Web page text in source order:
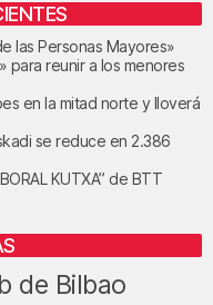
las Personas Mayores»
para reunir a los menores
en la mitad norte y lloverá
se reduce en 2.386
KUTXA” de BTT
de Bilbao